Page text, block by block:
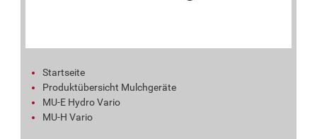
Startseite
Produktübersicht Mulchgeräte
MU-E Hydro Vario
MU-H Vario